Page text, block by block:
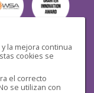
la mejora continua
cookies se
el correcto
se utilizan con